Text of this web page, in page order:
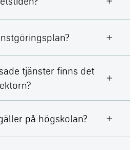
tjänster finns det
på högskolan?